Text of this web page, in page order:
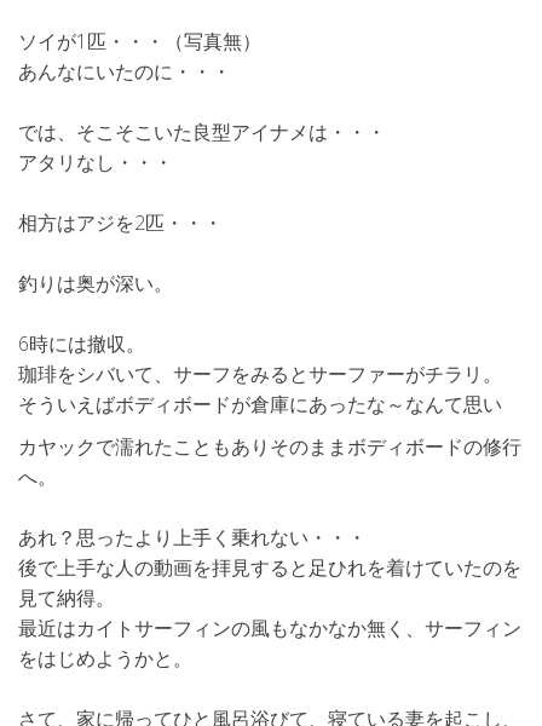
ソイが1匹・・・（写真無）
あんなにいたのに・・・
では、そこそこいた良型アイナメは・・・
アタリなし・・・
相方はアジを2匹・・・
釣りは奥が深い。
6時には撤収。
珈琲をシバいて、サーフをみるとサーファーがチラリ。
そういえばボディボードが倉庫にあったな～なんて思い
カヤックで濡れたこともありそのままボディボードの修行
へ。
あれ？思ったより上手く乗れない・・・
後で上手な人の動画を拝見すると足ひれを着けていたのを
見て納得。
最近はカイトサーフィンの風もなかなか無く、サーフィン
をはじめようかと。
さて、家に帰ってひと風呂浴びて、寝ている妻を起こし、